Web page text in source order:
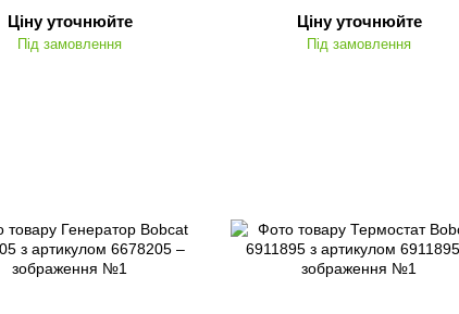
Ціну уточнюйте
Під замовлення
Ціну уточнюйте
Під замовлення